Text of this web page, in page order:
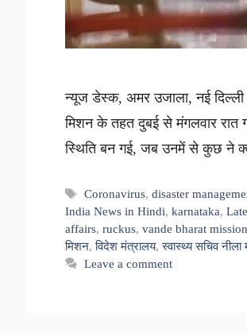
न्यूज डेस्क, अमर उजाला, नई
मिशन के तहत दुबई से मंगलवार रात
स्थिति बन गई, जब उनमें से कुछ ने
Tags
Coronavirus,disaster
India News in Hindi, karnataka,
affairs, ruckus, vande bharat mission
मिशन,विदेश मंत्रालय,स्वास्थ्य सचिव नीला
Leave a comment